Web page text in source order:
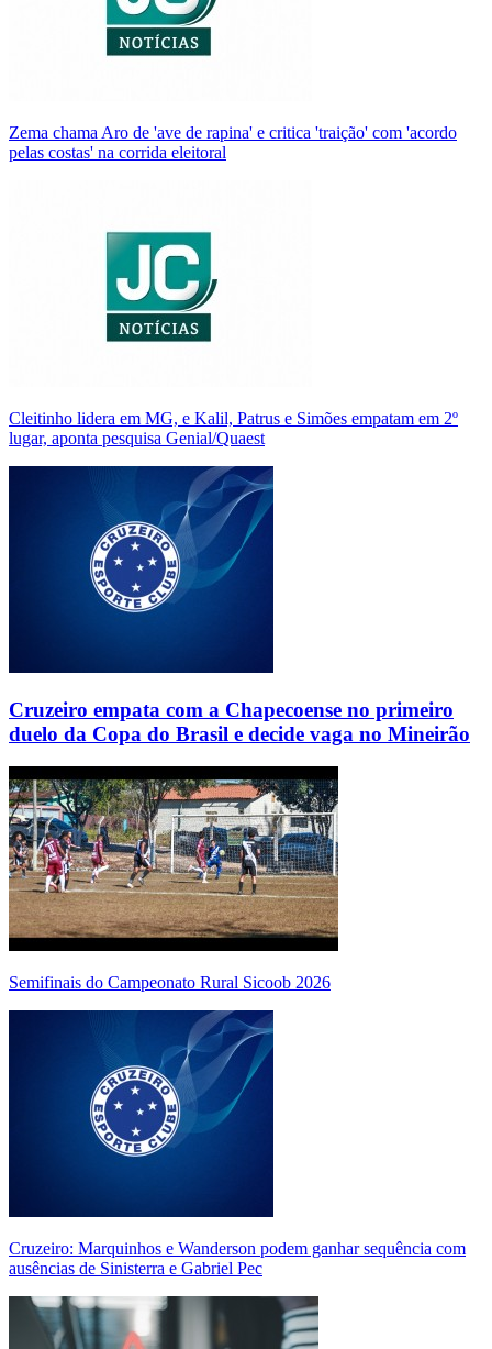
Zema chama Aro de 'ave de rapina' e critica 'traição' com 'acordo
pelas costas' na corrida eleitoral
Cleitinho lidera em MG, e Kalil, Patrus e Simões empatam em 2º
lugar, aponta pesquisa Genial/Quaest
Cruzeiro empata com a Chapecoense no primeiro
duelo da Copa do Brasil e decide vaga no Mineirão
Semifinais do Campeonato Rural Sicoob 2026
Cruzeiro: Marquinhos e Wanderson podem ganhar sequência com
ausências de Sinisterra e Gabriel Pec